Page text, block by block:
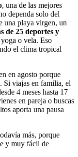
, una de las mejores
dependa solo del
una playa virgen, un
de 25 deportes y
o vela. Eso
el clima tropical
en agosto porque
Si viajas en familia, el
4 meses hasta 17
en pareja o buscas
aporta una pausa
más, porque
y muy fácil de